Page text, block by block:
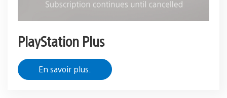
PlayStation Plus
En savoir plus.